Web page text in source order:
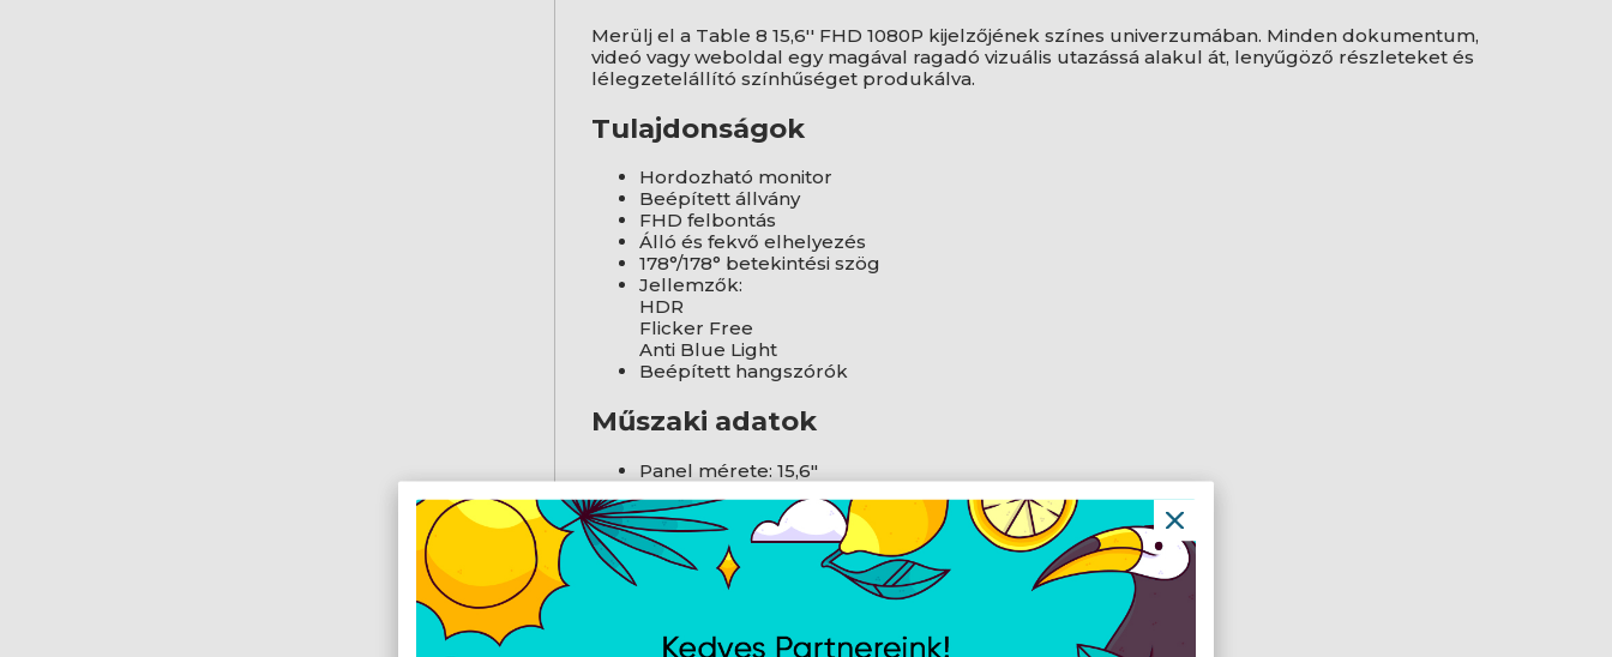
Merülj el a Table 8 15,6'' FHD 1080P kijelzőjének színes univerzumában. Minden dokumentum,
videó vagy weboldal egy magával ragadó vizuális utazássá alakul át, lenyűgöző részleteket és
lélegzetelállító színhűséget produkálva.
Tulajdonságok
Hordozható monitor
Beépített állvány
FHD felbontás
Álló és fekvő elhelyezés
178°/178° betekintési szög
Jellemzők:
HDR
Flicker Free
Anti Blue Light
Beépített hangszórók
Műszaki adatok
Panel mérete: 15,6"
Felbontás: 1920×1080
Oldalarány: 16:9
Fényerő (tipikus): 380 cd/m2
Kontrasztarány: 800:1
Csatlakozás: